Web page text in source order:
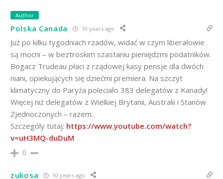
Author
Polska Canada 10 years ago
Już po kilku tygodniach rzadów, widać w czym liberałowie
są mocni – w beztroskim szastaniu pieniędzmi podatników.
Bogacz Trudeau płaci z rządowej kasy pensje dla dwóch
niani, opiekujących się dziećmi premiera. Na szczyt
klimatyczny do Paryża poleciało 383 delegatów z Kanady!
Więcej niż delegatów z Wielkiej Brytanii, Australii i Stanów
Zjednoczonych – razem.
Szczególy tutaj: https://www.youtube.com/watch?
v=uH3MQ-duDuM
0
zukosa 10 years ago